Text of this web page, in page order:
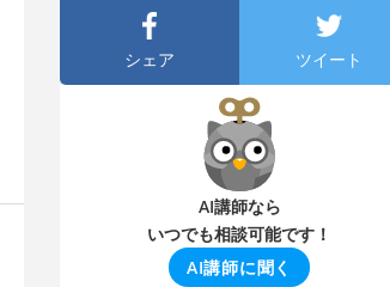
シェア ツイート
AI講師なら
いつでも相談可能です！
AI講師に聞く